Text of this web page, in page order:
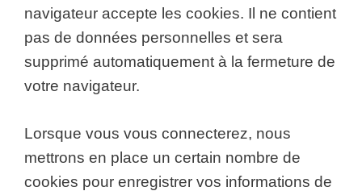
navigateur accepte les cookies. Il ne contient
pas de données personnelles et sera
supprimé automatiquement à la fermeture de
votre navigateur.
Lorsque vous vous connecterez, nous
mettrons en place un certain nombre de
cookies pour enregistrer vos informations de